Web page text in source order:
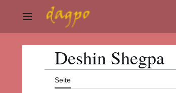
Inhalt Hauptmenü
Deshin Shegpa
Seite